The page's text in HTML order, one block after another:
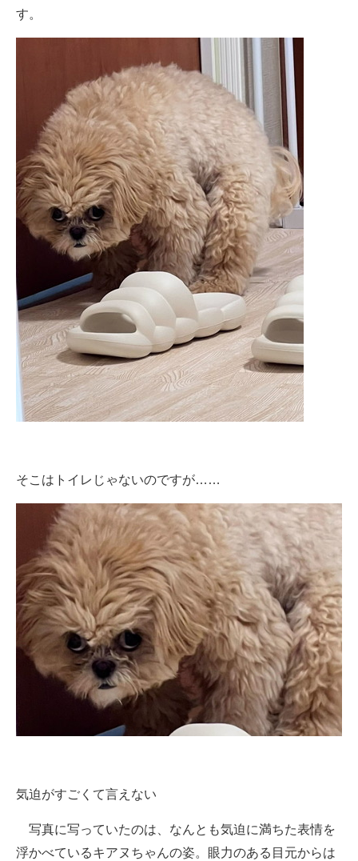
製造業のIT導入・活用を支援
モノづくり技術者専門サイト
エレクトロニクス専門サイト
電子設計の基本と応用
エネルギーの専門メディア
建設×テクノロジーの最前線
ちょっと気になるネットの話題
す。
そこはトイレじゃないのですが……
気迫がすごくて言えない
写真に写っていたのは、なんとも気迫に満ちた表情を
浮かべているキアヌちゃんの姿。眼力のある目元からは